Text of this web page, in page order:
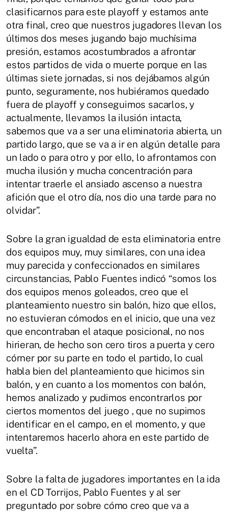
clasificarnos para este playoff y estamos ante
otra final, creo que nuestros jugadores llevan los
últimos dos meses jugando bajo muchísima
presión, estamos acostumbrados a afrontar
estos partidos de vida o muerte porque en las
últimas siete jornadas, si nos dejábamos algún
punto, seguramente, nos hubiéramos quedado
fuera de playoff y conseguimos sacarlos, y
actualmente, llevamos la ilusión intacta,
sabemos que va a ser una eliminatoria abierta, un
partido largo, que se va a ir en algún detalle para
un lado o para otro y por ello, lo afrontamos con
mucha ilusión y mucha concentración para
intentar traerle el ansiado ascenso a nuestra
afición que el otro día, nos dio una tarde para no
olvidar”.
Sobre la gran igualdad de esta eliminatoria entre
dos equipos muy, muy similares, con una idea
muy parecida y confeccionados en similares
circunstancias, Pablo Fuentes indicó “somos los
dos equipos menos goleados, creo que el
planteamiento nuestro sin balón, hizo que ellos,
no estuvieran cómodos en el inicio, que una vez
que encontraban el ataque posicional, no nos
hirieran, de hecho son cero tiros a puerta y cero
córner por su parte en todo el partido, lo cual
habla bien del planteamiento que hicimos sin
balón, y en cuanto a los momentos con balón,
hemos analizado y pudimos encontrarlos por
ciertos momentos del juego , que no supimos
identificar en el campo, en el momento, y que
intentaremos hacerlo ahora en este partido de
vuelta”.
Sobre la falta de jugadores importantes en la ida
en el CD Torrijos, Pablo Fuentes y al ser
preguntado por sobre cómo creo que va a